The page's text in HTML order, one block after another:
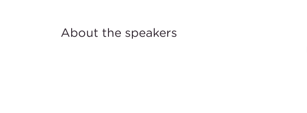
About the speakers